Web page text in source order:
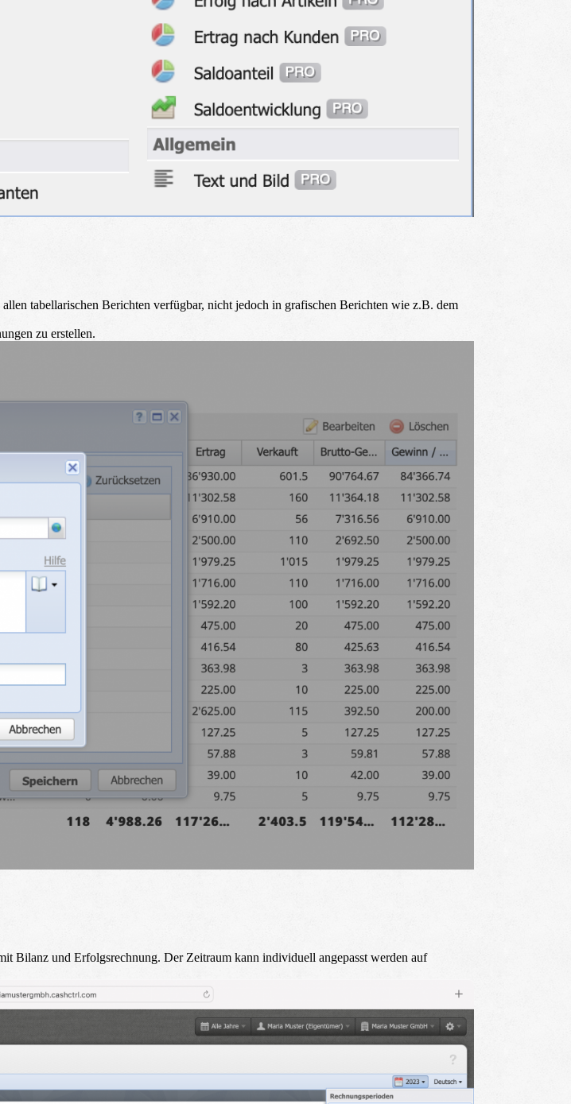
tabellarischen Berichten verfügbar, nicht jedoch in grafischen Berichten wie z.B. dem
zu erstellen.
Bilanz und Erfolgsrechnung. Der Zeitraum kann individuell angepasst werden auf